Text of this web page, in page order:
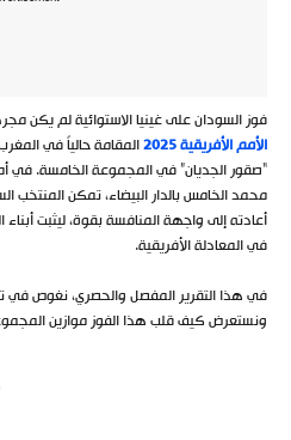
فوز السودان على غينيا الاستوائية لم يكن
الأمم الأفريقية 2025
المقامة حالياً في
“صقور الجديان” في المجموعة الخامسة. في
محمد الخامس بالدار البيضاء، تمكن
أعادته إلى واجهة المنافسة بقوة، ليثبت
في المعادلة الأفريقية.
في هذا التقرير المفصل والحصري، نغوص في
ونستعرض كيف قلب هذا الفوز موازين